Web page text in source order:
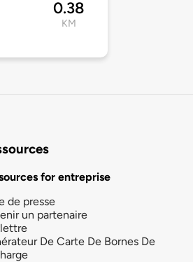
0.38
KM
for entreprise
de presse
un partenaire
De Carte De Bornes De